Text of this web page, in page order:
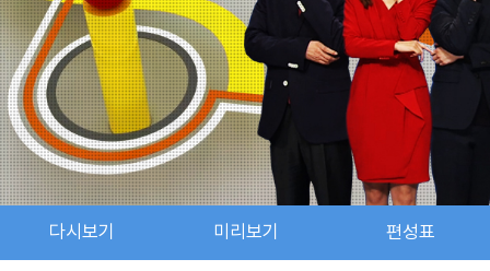
다시보기 미리보기 편성표